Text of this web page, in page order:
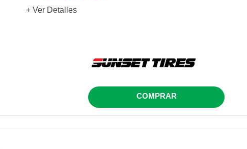
+ Ver Detalles
COMPRAR